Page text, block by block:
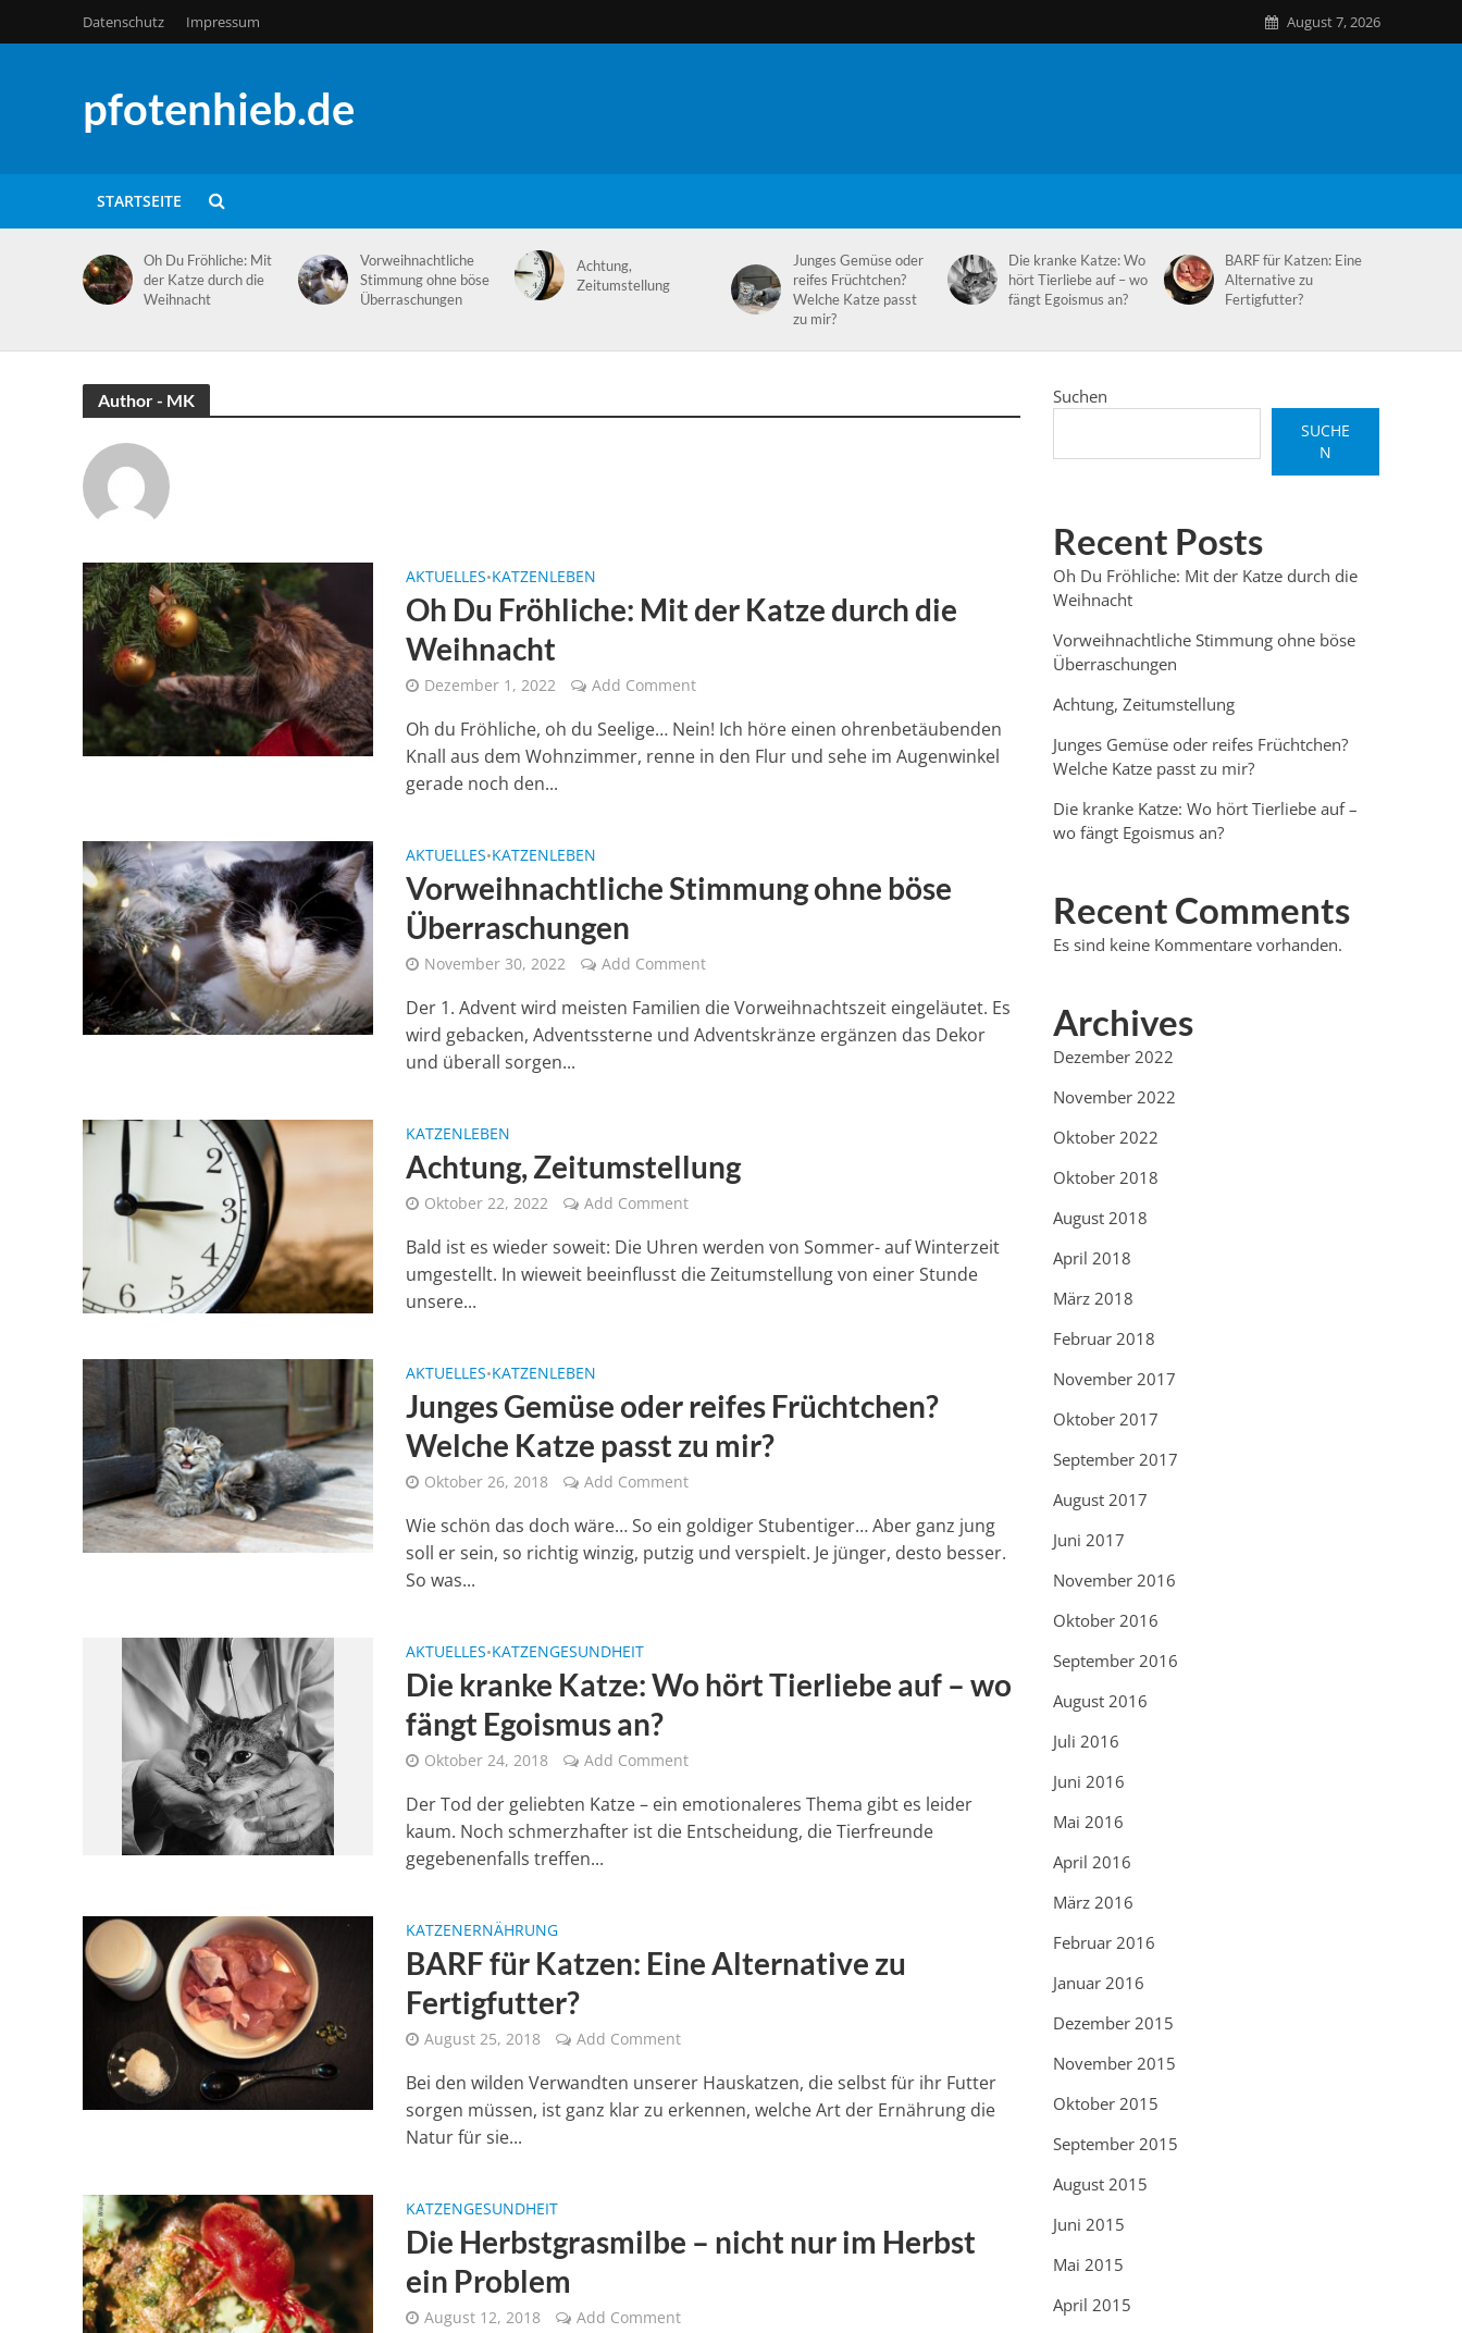
Datenschutz Impressum August 7, 2026
pfotenhieb.de
STARTSEITE
Oh Du Fröhliche: Mit
der Katze durch die
Weihnacht
Vorweihnachtliche
Stimmung ohne böse
Überraschungen
Achtung,
Zeitumstellung
Junges Gemüse oder
reifes Früchtchen?
Welche Katze passt
zu mir?
Die kranke Katze: Wo
hört Tierliebe auf – wo
fängt Egoismus an?
BARF für Katzen: Eine
Alternative zu
Fertigfutter?
Author - MK
AKTUELLES•KATZENLEBEN
Oh Du Fröhliche: Mit der Katze durch die
Weihnacht
Dezember 1, 2022 Add Comment
Oh du Fröhliche, oh du Seelige… Nein! Ich höre einen ohrenbetäubenden
Knall aus dem Wohnzimmer, renne in den Flur und sehe im Augenwinkel
gerade noch den...
AKTUELLES•KATZENLEBEN
Vorweihnachtliche Stimmung ohne böse
Überraschungen
November 30, 2022 Add Comment
Der 1. Advent wird meisten Familien die Vorweihnachtszeit eingeläutet. Es
wird gebacken, Adventssterne und Adventskränze ergänzen das Dekor
und überall sorgen...
KATZENLEBEN
Achtung, Zeitumstellung
Oktober 22, 2022 Add Comment
Bald ist es wieder soweit: Die Uhren werden von Sommer- auf Winterzeit
umgestellt. In wieweit beeinflusst die Zeitumstellung von einer Stunde
unsere...
AKTUELLES•KATZENLEBEN
Junges Gemüse oder reifes Früchtchen?
Welche Katze passt zu mir?
Oktober 26, 2018 Add Comment
Wie schön das doch wäre… So ein goldiger Stubentiger… Aber ganz jung
soll er sein, so richtig winzig, putzig und verspielt. Je jünger, desto besser.
So was...
AKTUELLES•KATZENGESUNDHEIT
Die kranke Katze: Wo hört Tierliebe auf – wo
fängt Egoismus an?
Oktober 24, 2018 Add Comment
Der Tod der geliebten Katze – ein emotionaleres Thema gibt es leider
kaum. Noch schmerzhafter ist die Entscheidung, die Tierfreunde
gegebenenfalls treffen...
KATZENERNÄHRUNG
BARF für Katzen: Eine Alternative zu
Fertigfutter?
August 25, 2018 Add Comment
Bei den wilden Verwandten unserer Hauskatzen, die selbst für ihr Futter
sorgen müssen, ist ganz klar zu erkennen, welche Art der Ernährung die
Natur für sie...
KATZENGESUNDHEIT
Die Herbstgrasmilbe – nicht nur im Herbst
ein Problem
August 12, 2018 Add Comment
Suchen
SUCHE
N
Recent Posts
Oh Du Fröhliche: Mit der Katze durch die
Weihnacht
Vorweihnachtliche Stimmung ohne böse
Überraschungen
Achtung, Zeitumstellung
Junges Gemüse oder reifes Früchtchen?
Welche Katze passt zu mir?
Die kranke Katze: Wo hört Tierliebe auf –
wo fängt Egoismus an?
Recent Comments
Es sind keine Kommentare vorhanden.
Archives
Dezember 2022
November 2022
Oktober 2022
Oktober 2018
August 2018
April 2018
März 2018
Februar 2018
November 2017
Oktober 2017
September 2017
August 2017
Juni 2017
November 2016
Oktober 2016
September 2016
August 2016
Juli 2016
Juni 2016
Mai 2016
April 2016
März 2016
Februar 2016
Januar 2016
Dezember 2015
November 2015
Oktober 2015
September 2015
August 2015
Juni 2015
Mai 2015
April 2015